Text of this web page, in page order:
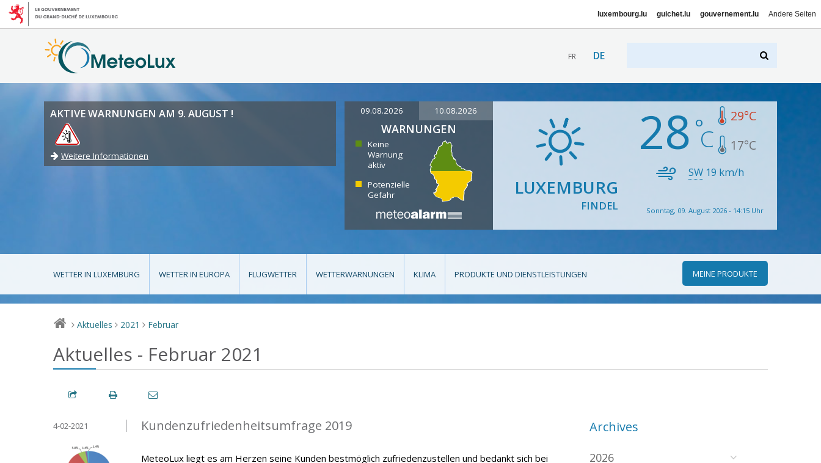
luxembourg.lu guichet.lu gouvernement.lu Andere Seiten
FR DE
AKTIVE WARNUNGEN AM 9. AUGUST !
Weitere Informationen
09.08.2026 10.08.2026
WARNUNGEN
Keine
Warnung
aktiv
Potenzielle
Gefahr
LUXEMBURG
FINDEL
28 29°C
17°C
SW 19 km/h
Sonntag, 09. August 2026 - 14:15 Uhr
WETTER IN LUXEMBURG WETTER IN EUROPA FLUGWETTER WETTERWARNUNGEN KLIMA PRODUKTE UND DIENSTLEISTUNGEN MEINE PRODUKTE
> Aktuelles > 2021 > Februar
Aktuelles - Februar 2021
Kundenzufriedenheitsumfrage 2019
4-02-2021
MeteoLux liegt es am Herzen seine Kunden bestmöglich zufriedenzustellen und bedankt sich bei
Archives
2026